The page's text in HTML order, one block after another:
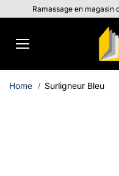
Aller au
contenu
Ramassage en
Home Surligneur Bleu